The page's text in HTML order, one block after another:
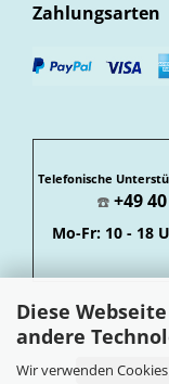
Diese
andere
Wir verwenden
Zahlungsarten
Telefonische
☎️ +49
Mo-Fr: 10 - 18
Vertrag